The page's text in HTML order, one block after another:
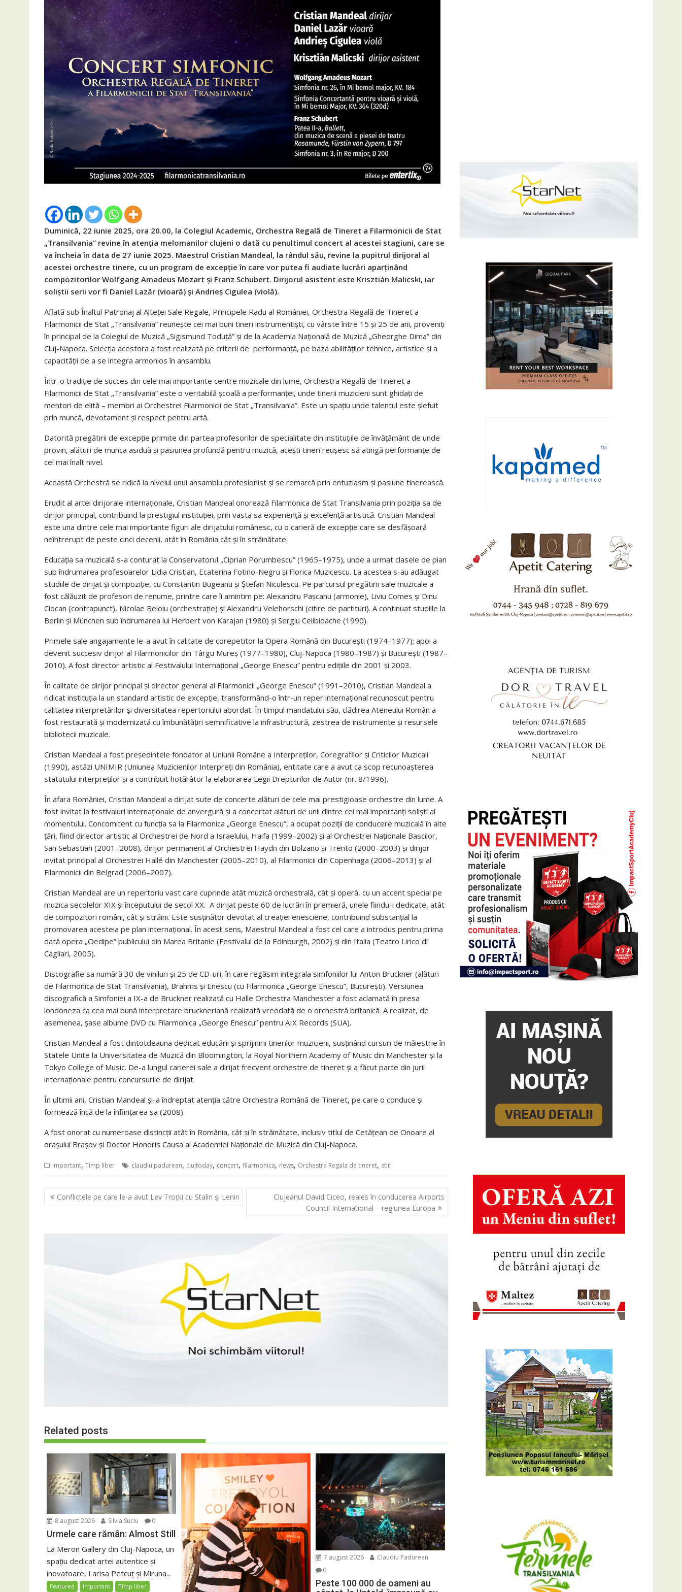
Duminică, 22 iunie 2025, ora 20.00, la Colegiul Academic, Orchestra Regală de Tineret a Filarmonicii de Stat
„Transilvania” revine în atenția melomanilor clujeni o dată cu penultimul concert al acestei stagiuni, care se
va încheia în data de 27 iunie 2025. Maestrul Cristian Mandeal, la rândul său, revine la pupitrul dirijoral al
acestei orchestre tinere, cu un program de excepție în care vor putea fi audiate lucrări aparținând
compozitorilor Wolfgang Amadeus Mozart și Franz Schubert. Dirijorul asistent este Krisztián Malicski, iar
soliștii serii vor fi Daniel Lazăr (vioară) și Andrieș Cigulea (violă).
Aflată sub Înaltul Patronaj al Alteței Sale Regale, Principele Radu al României, Orchestra Regală de Tineret a
Filarmonicii de Stat „Transilvania” reunește cei mai buni tineri instrumentiști, cu vârste între 15 și 25 de ani, proveniți
în principal de la Colegiul de Muzică „Sigismund Toduță” și de la Academia Națională de Muzică „Gheorghe Dima” din
Cluj-Napoca. Selecția acestora a fost realizată pe criterii de performanță, pe baza abilităților tehnice, artistice și a
capacității de a se integra armonios în ansamblu.
Într-o tradiție de succes din cele mai importante centre muzicale din lume, Orchestra Regală de Tineret a
Filarmonicii de Stat „Transilvania” este o veritabilă școală a performanței, unde tinerii muzicieni sunt ghidați de
mentori de elită – membri ai Orchestrei Filarmonicii de Stat „Transilvania”. Este un spațiu unde talentul este șlefuit
prin muncă, devotament și respect pentru artă.
Datorită pregătirii de excepție primite din partea profesorilor de specialitate din instituțiile de învățământ de unde
provin, alături de munca asiduă și pasiunea profundă pentru muzică, acești tineri reușesc să atingă performanțe de
cel mai înalt nivel.
Această Orchestră se ridică la nivelul unui ansamblu profesionist și se remarcă prin entuziasm și pasiune tinerească.
Erudit al artei dirijorale internaționale, Cristian Mandeal onorează Filarmonica de Stat Transilvania prin poziția sa de
dirijor principal, contribuind la prestigiul instituției, prin vasta sa experiență și excelență artistică. Cristian Mandeal
este una dintre cele mai importante figuri ale dirijatului românesc, cu o carieră de excepție care se desfășoară
neîntrerupt de peste cinci decenii, atât în România cât și în străinătate.
Educația sa muzicală s-a conturat la Conservatorul „Ciprian Porumbescu” (1965–1975), unde a urmat clasele de pian
sub îndrumarea profesoarelor Lidia Cristian, Ecaterina Fotino-Negru și Florica Muzicescu. La acestea s-au adăugat
studiile de dirijat și compoziție, cu Constantin Bugeanu și Ștefan Niculescu. Pe parcursul pregătirii sale muzicale a
fost călăuzit de profesori de renume, printre care îi amintim pe: Alexandru Pașcanu (armonie), Liviu Comes și Dinu
Ciocan (contrapunct), Nicolae Beloiu (orchestrație) și Alexandru Velehorschi (citire de partituri). A continuat studiile la
Berlin și München sub îndrumarea lui Herbert von Karajan (1980) și Sergiu Celibidache (1990).
Primele sale angajamente le-a avut în calitate de corepetitor la Opera Română din București (1974–1977); apoi a
devenit succesiv dirijor al Filarmonicilor din Târgu Mureș (1977–1980), Cluj-Napoca (1980–1987) și București (1987–
2010). A fost director artistic al Festivalului Internațional „George Enescu” pentru edițiile din 2001 și 2003.
În calitate de dirijor principal și director general al Filarmonicii „George Enescu” (1991–2010), Cristian Mandeal a
ridicat instituția la un standard artistic de excepție, transformând-o într-un reper internațional recunoscut pentru
calitatea interpretărilor și diversitatea repertoriului abordat. În timpul mandatului său, clădirea Ateneului Român a
fost restaurată și modernizată cu îmbunătățiri semnificative la infrastructură, zestrea de instrumente și resursele
bibliotecii muzicale.
Cristian Mandeal a fost președintele fondator al Uniunii Române a Interpreților, Coregrafilor și Criticilor Muzicali
(1990), astăzi UNIMIR (Uniunea Muzicienilor Interpreți din România), entitate care a avut ca scop recunoașterea
statutului interpreților și a contribuit hotărâtor la elaborarea Legii Drepturilor de Autor (nr. 8/1996).
În afara României, Cristian Mandeal a dirijat sute de concerte alături de cele mai prestigioase orchestre din lume. A
fost invitat la festivaluri internaționale de anvergură și a concertat alături de unii dintre cei mai importanți soliști ai
momentului. Concomitent cu funcția sa la Filarmonica „George Enescu”, a ocupat poziții de conducere muzicală în alte
țări, fiind director artistic al Orchestrei de Nord a Israelului, Haifa (1999–2002) și al Orchestrei Naționale Bascilor,
San Sebastian (2001–2008), dirijor permanent al Orchestrei Haydn din Bolzano și Trento (2000–2003) și dirijor
invitat principal al Orchestrei Hallé din Manchester (2005–2010), al Filarmonicii din Copenhaga (2006–2013) și al
Filarmonicii din Belgrad (2006–2007).
Cristian Mandeal are un repertoriu vast care cuprinde atât muzică orchestrală, cât și operă, cu un accent special pe
muzica secolelor XIX și începutului de secol XX. A dirijat peste 60 de lucrări în premieră, unele fiindu-i dedicate, atât
de compozitori români, cât și străini. Este susținător devotat al creației enesciene, contribuind substanțial la
promovarea acesteia pe plan internațional. În acest sens, Maestrul Mandeal a fost cel care a introdus pentru prima
dată opera „Oedipe” publicului din Marea Britanie (Festivalul de la Edinburgh, 2002) și din Italia (Teatro Lirico di
Cagliari, 2005).
Discografie sa numără 30 de viniluri și 25 de CD-uri, în care regăsim integrala simfoniilor lui Anton Bruckner (alături
de Filarmonica de Stat Transilvania), Brahms și Enescu (cu Filarmonica „George Enescu”, București). Versiunea
discografică a Simfoniei a IX-a de Bruckner realizată cu Halle Orchestra Manchester a fost aclamată în presa
londoneza ca cea mai bună interpretare bruckneriană realizată vreodată de o orchestră britanică. A realizat, de
asemenea, șase albume DVD cu Filarmonica „George Enescu” pentru AIX Records (SUA).
Cristian Mandeal a fost dintotdeauna dedicat educării și sprijinirii tinerilor muzicieni, susținând cursuri de măiestrie în
Statele Unite la Universitatea de Muzică din Bloomington, la Royal Northern Academy of Music din Manchester și la
Tokyo College of Music. De-a lungul carierei sale a dirijat frecvent orchestre de tineret și a făcut parte din jurii
internaționale pentru concursurile de dirijat.
În ultimii ani, Cristian Mandeal și-a îndreptat atenția către Orchestra Română de Tineret, pe care o conduce și
formează încă de la înființarea sa (2008).
A fost onorat cu numeroase distincții atât în România, cât și în străinătate, inclusiv titlul de Cetățean de Onoare al
orașului Brașov și Doctor Honoris Causa al Academiei Naționale de Muzică din Cluj-Napoca.
Important, Timp liber claudiu padurean, clujtoday, concert, filarmonica, news, Orchestra Regala de tineret, stiri
Navigare
în
Conflictele pe care le-a avut Lev Troțki cu Stalin și Lenin
Clujeanul David Ciceo, reales în conducerea Airports
Council International – regiunea Europa
Related posts
8 august 2026 Silvia Suciu 0
Urmele care rămân: Almost Still
La Meron Gallery din Cluj-Napoca, un
spațiu dedicat artei autentice și
inovatoare, Larisa Petcuț și Miruna...
Featured Important Timp liber
7 august 2026
Claudiu Padurean
0
Peste 100 000 de oameni au